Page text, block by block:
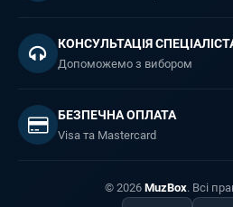
КОНСУЛЬТАЦІЯ
Допоможемо з вибором
БЕЗПЕЧНА ОПЛАТА
Visa та Mastercard
© 2026 MuzBox. Всі